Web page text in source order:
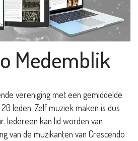
Medemblik
vereniging met een gemiddelde
leden. Zelf muziek maken is dus
Iedereen kan lid worden van
van de muzikanten van Crescendo